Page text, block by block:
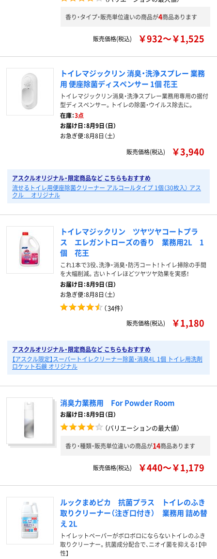
香り・タイプ・販売単位違いの商品が4商品あります
販売価格(税込) ￥932～￥1,525
トイレマジックリン 消臭・洗浄スプレー 業務
用 便座除菌ディスペンサー 1個 花王
トイレマジックリン消臭・洗浄スプレー業務用専用の据付
型ディスペンサー。トイレの除菌・ウイルス除去に。
在庫：3点
お届け日：8月9日（日）
お急ぎ便：8月8日（土）
販売価格(税込)
￥3,940
アスクルオリジナル・限定商品など こちらもおすすめ
流せるトイレ用便座除菌クリーナー アルコールタイプ 1個（30枚入） アス
クル オリジナル
トイレマジックリン ツヤツヤコートプラ
ス エレガントローズの香り 業務用2L 1
個 花王
これ1本で3役、洗浄・消臭・防汚コート！トイレ掃除の手間
を大幅削減。古いトイレほどツヤツヤ効果を実感！
お届け日：8月9日（日）
お急ぎ便：8月8日（土）
（34件）
販売価格(税込) ￥1,180
アスクルオリジナル・限定商品など こちらもおすすめ
【アスクル限定】スーパートイレクリーナー除菌・消臭4L 1個 トイレ用洗剤
ロケット石鹸 オリジナル
消臭力業務用 For Powder Room
お届け日：8月9日（日）
（バリエーションの最大値）
香り・種類・販売単位違いの商品が14商品あります
販売価格(税込) ￥440～￥1,179
ルックまめピカ 抗菌プラス トイレのふき
取りクリーナー（注ぎ口付き） 業務用 詰め替
え 2L
トイレットペーパーがボロボロにならないトイレのふき
取りクリーナー。抗菌成分配合で、ニオイ菌を抑える！【中
性】